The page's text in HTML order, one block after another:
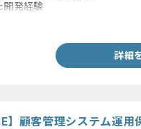
開発経験
詳細
】顧客管理システム運